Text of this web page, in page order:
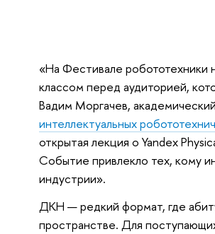
«На Фестивале робототехники
классом перед аудиторией,
Вадим Моргачев,
интеллектуальных
открытая лекция о Yandex
Событие привлекло тех, кому
индустрии».
ДКН — редкий формат, где
пространстве. Для